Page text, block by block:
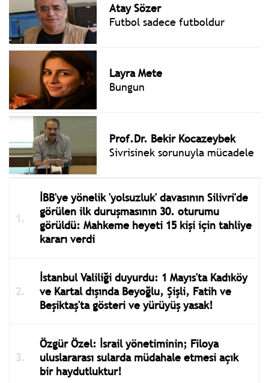
Atay Sözer
Futbol sadece futboldur
Layra Mete
Bungun
Prof.Dr. Bekir Kocazeybek
Sivrisinek sorunuyla mücadele
İBB'ye yönelik 'yolsuzluk' davasının Silivri'de
görülen ilk duruşmasının 30. oturumu
görüldü: Mahkeme heyeti 15 kişi için tahliye
kararı verdi
İstanbul Valiliği duyurdu: 1 Mayıs'ta Kadıköy
ve Kartal dışında Beyoğlu, Şişli, Fatih ve
Beşiktaş'ta gösteri ve yürüyüş yasak!
Özgür Özel: İsrail yönetiminin; Filoya
uluslararası sularda müdahale etmesi açık
bir haydutluktur!